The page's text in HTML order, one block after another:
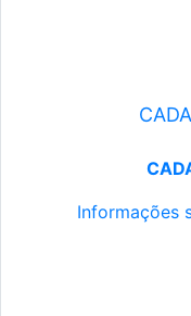
Informações